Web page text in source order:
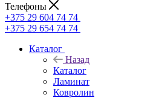
Телефоны
+375 29 604 74 74
+375 29 654 74 74
Каталог
Назад
Каталог
Ламинат
Ковролин